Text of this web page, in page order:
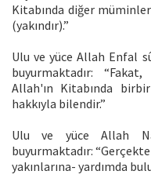
Kitabında diğer
(yakındır).”
Ulu ve yüce Allah Enfal
buyurmaktadır:
Allah'ın Kitabında
hakkıyla bilendir.”
Ulu ve yüce Allah
buyurmaktadır:
yakınlarına- yardımda